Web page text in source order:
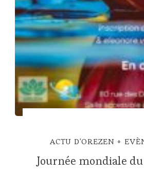
ACTU D'OREZEN
Journée mondiale